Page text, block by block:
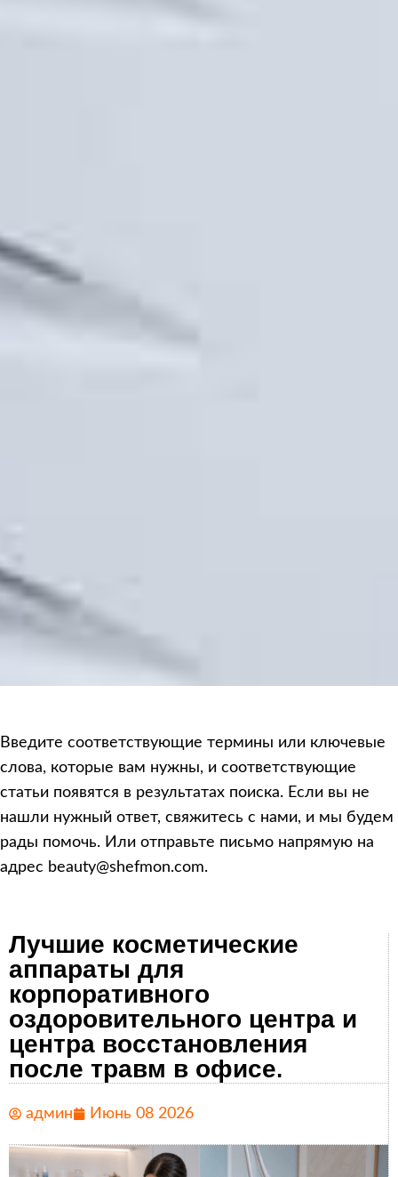
Введите соответствующие термины или ключевые
слова, которые вам нужны, и соответствующие
статьи появятся в результатах поиска. Если вы не
нашли нужный ответ, свяжитесь с нами, и мы будем
рады помочь. Или отправьте письмо напрямую на
адрес beauty@shefmon.com.
Лучшие косметические
аппараты для
корпоративного
оздоровительного центра и
центра восстановления
после травм в офисе.
админ Июнь 08 2026